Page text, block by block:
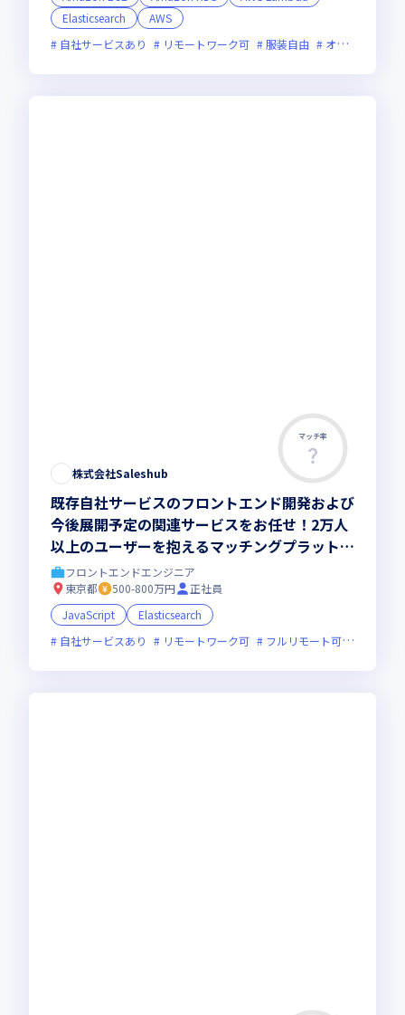
Elasticsearch
AWS
自社サービスあり
リモートワーク可 服装自由 オンライン選考可
マッチ率
株式会社Saleshub
既存自社サービスのフロントエンド開発および
今後展開予定の関連サービスをお任せ！2万人
以上のユーザーを抱えるマッチングプラットフ
ォーム『Saleshub』
フロントエンドエンジニア
東京都
500-800万円
正社員
JavaScript
Elasticsearch
自社サービスあり
リモートワーク可 フルリモート可